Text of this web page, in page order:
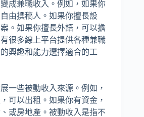
成兼職收入。例如，如果你
由撰稿人。如果你擅長設
。如果你擅長外語，可以擔
很多線上平台提供各種兼職
興趣和能力選擇適合的工
一些被動收入來源。例如，
可以出租。如果你有資金，
或房地產。被動收入是指不